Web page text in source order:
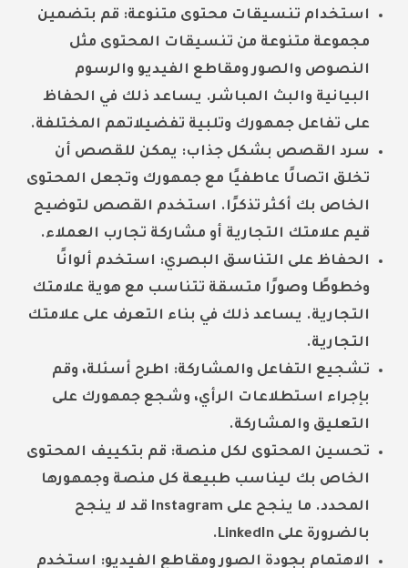
استخدام تنسيقات محتوى متنوعة: قم بتضمين
مجموعة متنوعة من تنسيقات المحتوى مثل
النصوص والصور ومقاطع الفيديو والرسوم
البيانية والبث المباشر. يساعد ذلك في الحفاظ
على تفاعل جمهورك وتلبية تفضيلاتهم المختلفة.
سرد القصص بشكل جذاب: يمكن للقصص أن
تخلق اتصالًا عاطفيًا مع جمهورك وتجعل المحتوى
الخاص بك أكثر تذكرًا. استخدم القصص لتوضيح
قيم علامتك التجارية أو مشاركة تجارب العملاء.
الحفاظ على التناسق البصري: استخدم ألوانًا
وخطوطًا وصورًا متسقة تتناسب مع هوية علامتك
التجارية. يساعد ذلك في بناء التعرف على علامتك
التجارية.
تشجيع التفاعل والمشاركة: اطرح أسئلة، وقم
بإجراء استطلاعات الرأي، وشجع جمهورك على
التعليق والمشاركة.
تحسين المحتوى لكل منصة: قم بتكييف المحتوى
الخاص بك ليناسب طبيعة كل منصة وجمهورها
المحدد. ما ينجح على Instagram قد لا ينجح
بالضرورة على LinkedIn.
الاهتمام بجودة الصور ومقاطع الفيديو: استخدم